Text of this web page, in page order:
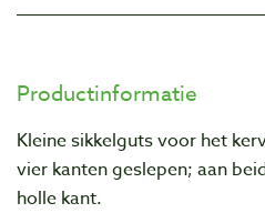
Productinformatie
Kleine sikkelguts voor het
vier kanten geslepen; aan
holle kant.